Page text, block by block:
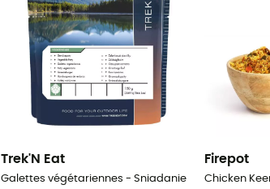
Trek'N Eat
Galettes végétariennes - Sniadanie
Firepot